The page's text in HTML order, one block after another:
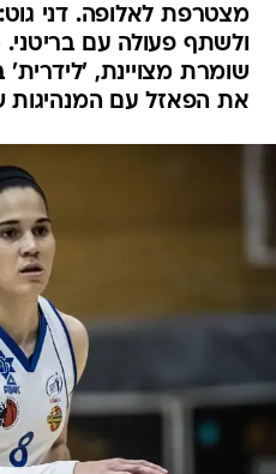
מצטרפת לאלופה. דני
ולשתף פעולה עם
שומרת מצויינת,
את הפאזל עם המנהיגות